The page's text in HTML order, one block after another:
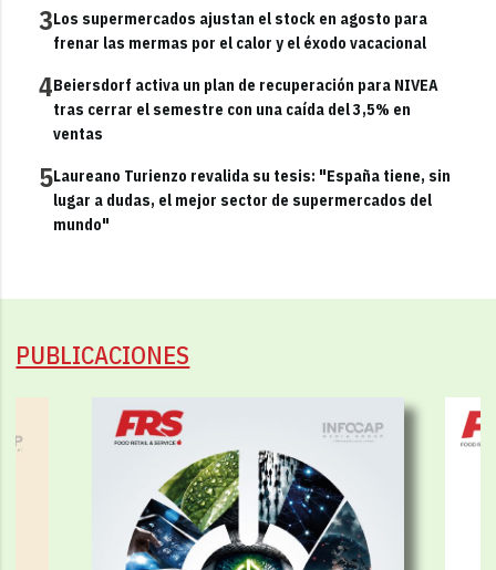
3Los supermercados ajustan el stock en agosto para
frenar las mermas por el calor y el éxodo vacacional
4Beiersdorf activa un plan de recuperación para NIVEA
tras cerrar el semestre con una caída del 3,5% en
ventas
5Laureano Turienzo revalida su tesis: "España tiene, sin
lugar a dudas, el mejor sector de supermercados del
mundo"
PUBLICACIONES